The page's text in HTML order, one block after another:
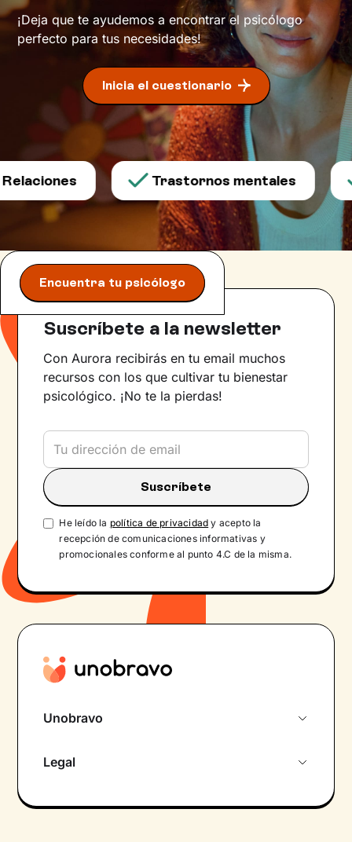
¡Deja que te ayudemos a encontrar el psicólogo
perfecto para tus necesidades!
Inicia el cuestionario
Trastornos mentales
Encuentra tu psicólogo
Suscríbete a la newsletter
Con Aurora recibirás en tu email muchos
recursos con los que cultivar tu bienestar
psicológico. ¡No te la pierdas!
He leído la política de privacidad y acepto la
recepción de comunicaciones informativas y
promocionales conforme al punto 4.C de la misma.
Unobravo
Psicólogo por chat
Legal